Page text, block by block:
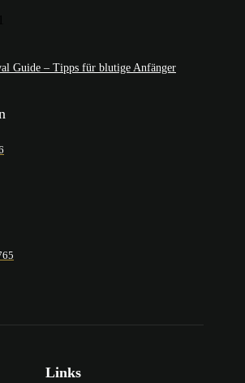
Guide – Tipps für blutige Anfänger
Links